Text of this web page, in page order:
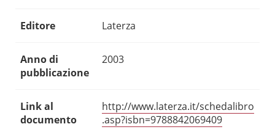
Editore Laterza
Anno di
pubblicazione
2003
Link al
documento
http://www.laterza.it/schedalibro
.asp?isbn=9788842069409